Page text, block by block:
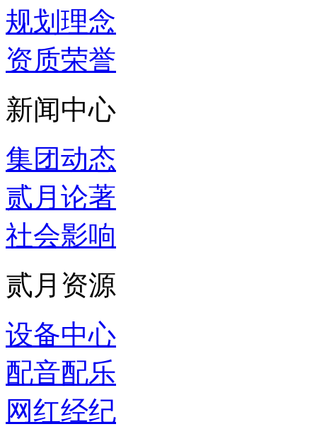
规划理念
资质荣誉
新闻中心
集团动态
贰月论著
社会影响
贰月资源
设备中心
配音配乐
网红经纪